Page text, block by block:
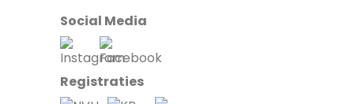
Social Media
Registraties